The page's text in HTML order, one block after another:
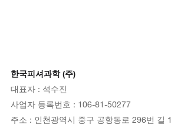
한국피셔과학 (주)
대표자 : 석수진
사업자 등록번호 : 106-81-50277
주소 : 인천광역시 중구 공항동로 296번 길